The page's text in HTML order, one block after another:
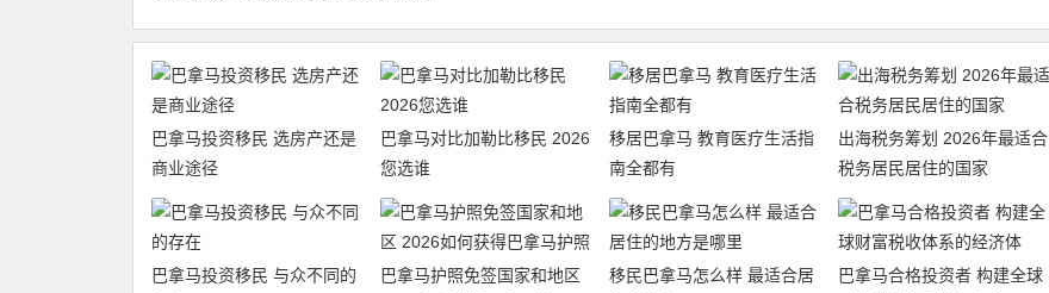
巴拿马投资移民 选房产还是
商业途径
巴拿马对比加勒比移民 2026
您选谁
移居巴拿马 教育医疗生活指
南全都有
出海税务筹划 2026年最适合
税务居民居住的国家
巴拿马投资移民 与众不同的
巴拿马护照免签国家和地区
移民巴拿马怎么样 最适合居
巴拿马合格投资者 构建全球